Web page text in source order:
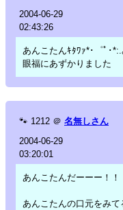
2004-06-29
02:43:26
あんこたんｷﾀﾜｧ*･゜ﾟ･
眼福にあずかりました
🐾 1212 ＠ 名無しさん
2004-06-29
03:20:01
あんこたんだーーー！！
あんこたんの口元をみて